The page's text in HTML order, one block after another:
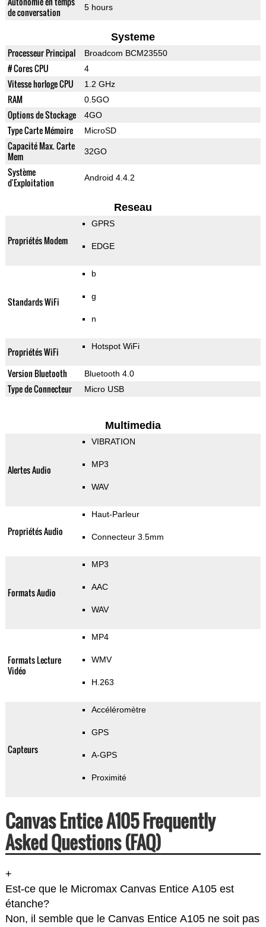
de conversation
5 hours
Systeme
Processeur Principal Broadcom BCM23550
# Cores CPU 4
Vitesse horloge CPU 1.2 GHz
RAM 0.5GO
Options de Stockage 4GO
Type Carte Mémoire MicroSD
Capacité Max. Carte
Mem
32GO
Système
d'Exploitation
Android 4.4.2
Reseau
Propriétés Modem
GPRS
EDGE
Standards WiFi
b
g
n
Propriétés WiFi Hotspot WiFi
Version Bluetooth Bluetooth 4.0
Type de Connecteur Micro USB
Multimedia
Alertes Audio
VIBRATION
MP3
WAV
Propriétés Audio
Haut-Parleur
Connecteur 3.5mm
Formats Audio
MP3
AAC
WAV
Formats Lecture
Vidéo
MP4
WMV
H.263
Capteurs
Accéléromètre
GPS
A-GPS
Proximité
Canvas Entice A105 Frequently
Asked Questions (FAQ)
+
Est-ce que le Micromax Canvas Entice A105 est
étanche?
Non, il semble que le Canvas Entice A105 ne soit pas